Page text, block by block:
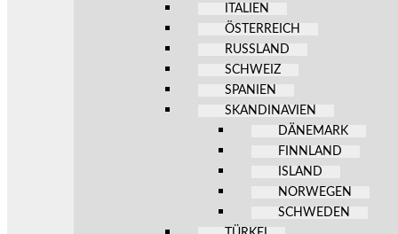
ITALIEN
ÖSTERREICH
RUSSLAND
SCHWEIZ
SPANIEN
SKANDINAVIEN
DÄNEMARK
FINNLAND
ISLAND
NORWEGEN
SCHWEDEN